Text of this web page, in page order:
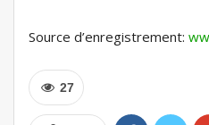
Source d’enregistrement:
27